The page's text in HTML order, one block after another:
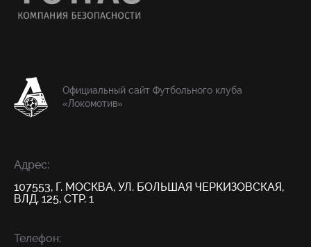
Официальный сайт Футбольного клуба
«Локомотив»
Адрес:
107553, Г. МОСКВА, УЛ. БОЛЬШАЯ ЧЕРКИЗОВСКАЯ,
ВЛД. 125, СТР. 1
Телефон: